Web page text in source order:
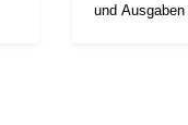
und Ausgaben